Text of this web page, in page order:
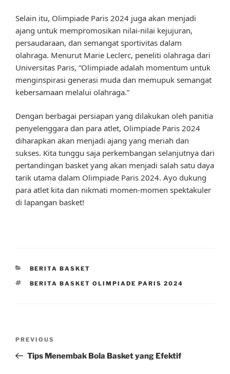
Selain itu, Olimpiade Paris 2024 juga akan menjadi
ajang untuk mempromosikan nilai-nilai kejujuran,
persaudaraan, dan semangat sportivitas dalam
olahraga. Menurut Marie Leclerc, peneliti olahraga dari
Universitas Paris, “Olimpiade adalah momentum untuk
menginspirasi generasi muda dan memupuk semangat
kebersamaan melalui olahraga.”
Dengan berbagai persiapan yang dilakukan oleh panitia
penyelenggara dan para atlet, Olimpiade Paris 2024
diharapkan akan menjadi ajang yang meriah dan
sukses. Kita tunggu saja perkembangan selanjutnya dari
pertandingan basket yang akan menjadi salah satu daya
tarik utama dalam Olimpiade Paris 2024. Ayo dukung
para atlet kita dan nikmati momen-momen spektakuler
di lapangan basket!
CATEGORIES
BERITA BASKET
TAGS
BERITA BASKET OLIMPIADE PARIS 2024
Previous
Post
PREVIOUS
Tips Menembak Bola Basket yang Efektif